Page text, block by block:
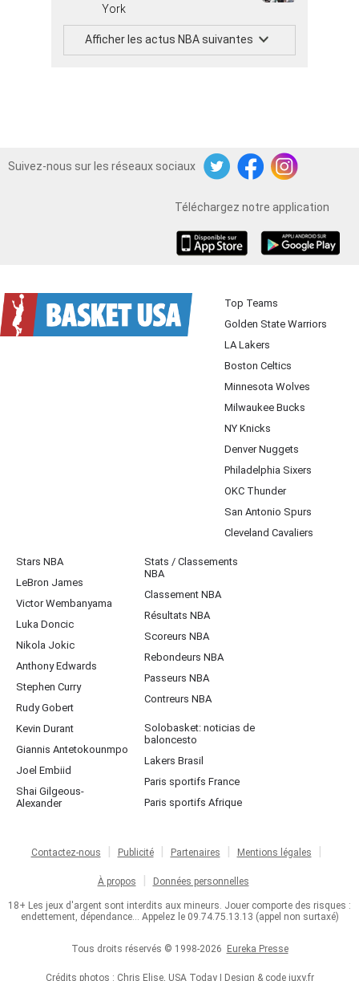
York
Afficher les actus NBA suivantes
Suivez-nous sur les réseaux sociaux
TwitterFacebookInstagram
Téléchargez notre application
Top Teams
Golden State Warriors
LA Lakers
Boston Celtics
Minnesota Wolves
Milwaukee Bucks
NY Knicks
Denver Nuggets
Philadelphia Sixers
OKC Thunder
San Antonio Spurs
Cleveland Cavaliers
Stars NBA
LeBron James
Victor Wembanyama
Luka Doncic
Nikola Jokic
Anthony Edwards
Stephen Curry
Rudy Gobert
Kevin Durant
Giannis Antetokounmpo
Joel Embiid
Shai Gilgeous-
Alexander
Stats / Classements
NBA
Classement NBA
Résultats NBA
Scoreurs NBA
Rebondeurs NBA
Passeurs NBA
Contreurs NBA
Solobasket: noticias de
baloncesto
Lakers Brasil
Paris sportifs France
Paris sportifs Afrique
Contactez-nous Publicité Partenaires Mentions légales
À propos Données personnelles
18+ Les jeux d'argent sont interdits aux mineurs. Jouer comporte des risques :
endettement, dépendance... Appelez le 09.74.75.13.13 (appel non surtaxé)
Tous droits réservés © 1998-2026 Eureka Presse
Crédits photos : Chris Elise, USA Today | Design & code juxy.fr